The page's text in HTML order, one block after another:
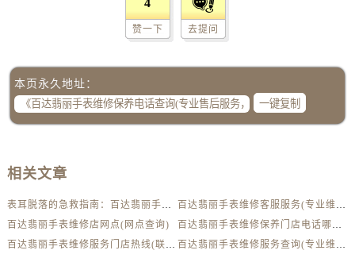
福建省三明市三元区东乾二路百达翡丽售后服务中心（需提前预约）
福建省漳州市龙文区步港路百达翡丽售后服务中心（需提前预约）
4
赞一下 去提问
本页永久地址：
一键复制
相关文章
表耳脱落的急救指南：百达翡丽手表维修秘籍大揭秘
百达翡丽手表维修客服服务(专业维修)
百达翡丽手表维修店网点(网点查询)
百达翡丽手表维修保养门店电话哪里有(专业维修保养)
百达翡丽手表维修服务门店热线(联系方式)
百达翡丽手表维修服务查询(专业维修技术)
预约时间有变无需取消，可随时重新预约